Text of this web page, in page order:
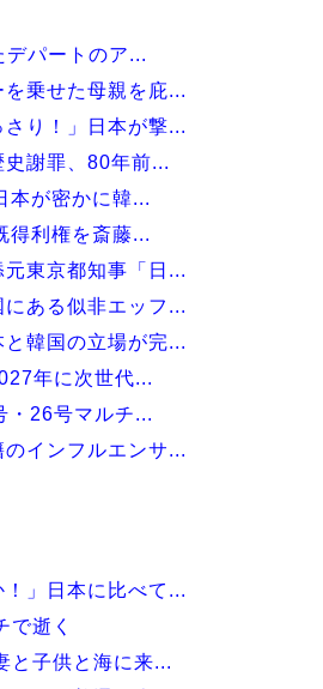
パートのア...
乗せた母親を庇...
り！」日本が撃...
謝罪、80年前...
本が密かに韓...
得利権を斎藤...
元東京都知事「日...
ある似非エッフ...
韓国の立場が完...
年に次世代...
・26号マルチ...
インフルエンサ...
互RSS
」日本に比べて...
で逝く
と子供と海に来...